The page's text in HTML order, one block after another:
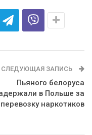
СЛЕДУЮЩАЯ ЗАПИСЬ
Пьяного белоруса
в Польше за
перевозку наркотиков